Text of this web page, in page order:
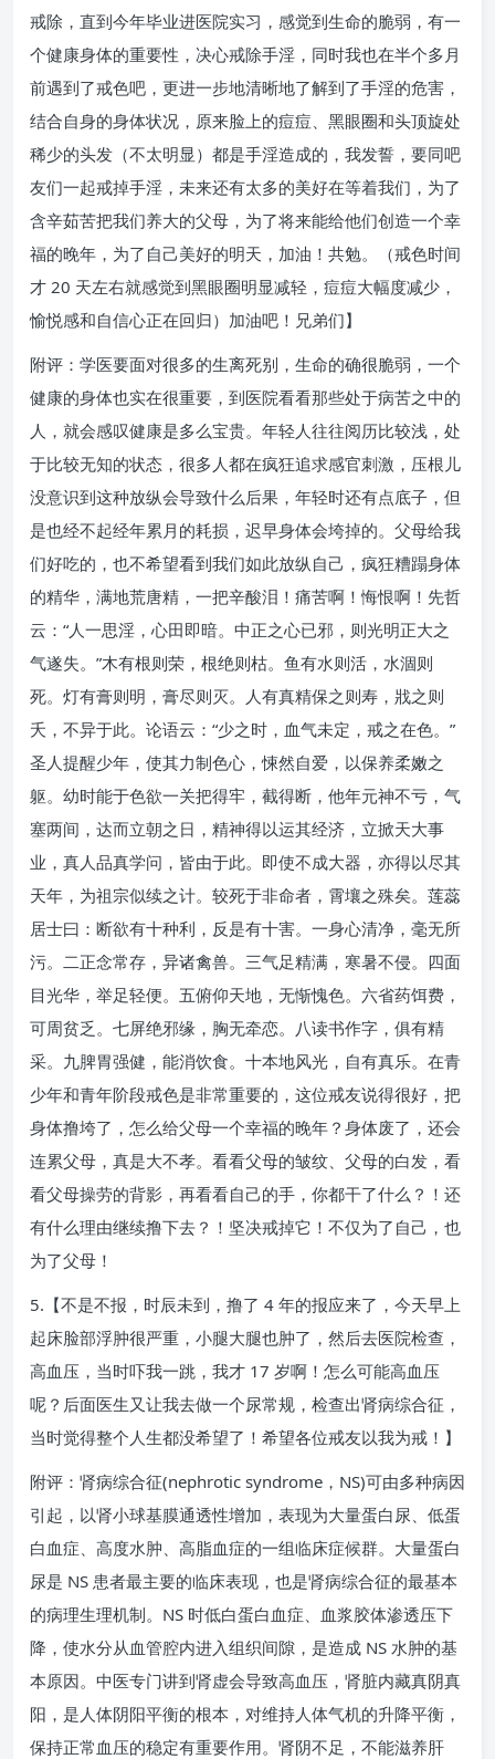
戒除，直到今年毕业进医院实习，感觉到生命的脆弱，有一
个健康身体的重要性，决心戒除手淫，同时我也在半个多月
前遇到了戒色吧，更进一步地清晰地了解到了手淫的危害，
结合自身的身体状况，原来脸上的痘痘、黑眼圈和头顶旋处
稀少的头发（不太明显）都是手淫造成的，我发誓，要同吧
友们一起戒掉手淫，未来还有太多的美好在等着我们，为了
含辛茹苦把我们养大的父母，为了将来能给他们创造一个幸
福的晚年，为了自己美好的明天，加油！共勉。（戒色时间
才 20 天左右就感觉到黑眼圈明显减轻，痘痘大幅度减少，
愉悦感和自信心正在回归）加油吧！兄弟们】
附评：学医要面对很多的生离死别，生命的确很脆弱，一个
健康的身体也实在很重要，到医院看看那些处于病苦之中的
人，就会感叹健康是多么宝贵。年轻人往往阅历比较浅，处
于比较无知的状态，很多人都在疯狂追求感官刺激，压根儿
没意识到这种放纵会导致什么后果，年轻时还有点底子，但
是也经不起经年累月的耗损，迟早身体会垮掉的。父母给我
们好吃的，也不希望看到我们如此放纵自己，疯狂糟蹋身体
的精华，满地荒唐精，一把辛酸泪！痛苦啊！悔恨啊！先哲
云：“人一思淫，心田即暗。中正之心已邪，则光明正大之
气遂失。”木有根则荣，根绝则枯。鱼有水则活，水涸则
死。灯有膏则明，膏尽则灭。人有真精保之则寿，戕之则
夭，不异于此。论语云：“少之时，血气未定，戒之在色。”
圣人提醒少年，使其力制色心，悚然自爱，以保养柔嫩之
躯。幼时能于色欲一关把得牢，截得断，他年元神不亏，气
塞两间，达而立朝之日，精神得以运其经济，立掀天大事
业，真人品真学问，皆由于此。即使不成大器，亦得以尽其
天年，为祖宗似续之计。较死于非命者，霄壤之殊矣。莲蕊
居士曰：断欲有十种利，反是有十害。一身心清净，毫无所
污。二正念常存，异诸禽兽。三气足精满，寒暑不侵。四面
目光华，举足轻便。五俯仰天地，无惭愧色。六省药饵费，
可周贫乏。七屏绝邪缘，胸无牵恋。八读书作字，俱有精
采。九脾胃强健，能消饮食。十本地风光，自有真乐。在青
少年和青年阶段戒色是非常重要的，这位戒友说得很好，把
身体撸垮了，怎么给父母一个幸福的晚年？身体废了，还会
连累父母，真是大不孝。看看父母的皱纹、父母的白发，看
看父母操劳的背影，再看看自己的手，你都干了什么？！还
有什么理由继续撸下去？！坚决戒掉它！不仅为了自己，也
为了父母！
5.【不是不报，时辰未到，撸了 4 年的报应来了，今天早上
起床脸部浮肿很严重，小腿大腿也肿了，然后去医院检查，
高血压，当时吓我一跳，我才 17 岁啊！怎么可能高血压
呢？后面医生又让我去做一个尿常规，检查出肾病综合征，
当时觉得整个人生都没希望了！希望各位戒友以我为戒！】
附评：肾病综合征(nephrotic syndrome，NS)可由多种病因
引起，以肾小球基膜通透性增加，表现为大量蛋白尿、低蛋
白血症、高度水肿、高脂血症的一组临床症候群。大量蛋白
尿是 NS 患者最主要的临床表现，也是肾病综合征的最基本
的病理生理机制。NS 时低白蛋白血症、血浆胶体渗透压下
降，使水分从血管腔内进入组织间隙，是造成 NS 水肿的基
本原因。中医专门讲到肾虚会导致高血压，肾脏内藏真阴真
阳，是人体阴阳平衡的根本，对维持人体气机的升降平衡，
保持正常血压的稳定有重要作用。肾阴不足，不能滋养肝